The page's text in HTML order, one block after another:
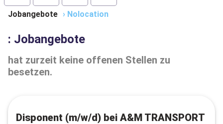
Jobangebote › Nolocation
: Jobangebote
hat zurzeit keine offenen Stellen zu
besetzen.
Disponent (m/w/d) bei A&M TRANSPORT